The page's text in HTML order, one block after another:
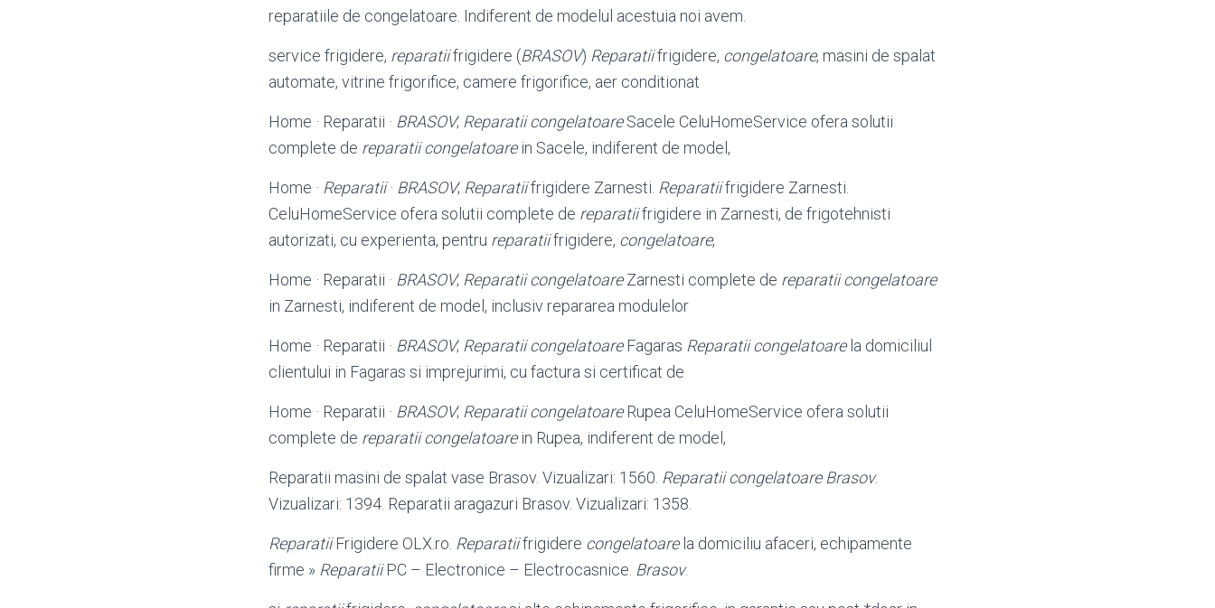
reparatiile de congelatoare. Indiferent de modelul acestuia noi avem.
service frigidere, reparatiifrigidere (BRASOV) Reparatiifrigidere, congelatoare, masini de spalat
automate, vitrine frigorifice, camere frigorifice, aer conditionat
Home · Reparatii · BRASOV; Reparatii congelatoareSacele CeluHomeService ofera solutii
complete de reparatii congelatoarein Sacele, indiferent de model,
Home · Reparatii· BRASOV; Reparatiifrigidere Zarnesti. Reparatiifrigidere Zarnesti.
CeluHomeService ofera solutii complete de reparatiifrigidere in Zarnesti, de frigotehnisti
autorizati, cu experienta, pentru reparatiifrigidere, congelatoare,
Home · Reparatii · BRASOV; Reparatii congelatoareZarnesti complete de reparatii congelatoare
in Zarnesti, indiferent de model, inclusiv repararea modulelor
Home · Reparatii · BRASOV; Reparatii congelatoareFagaras Reparatii congelatoarela domiciliul
clientului in Fagaras si imprejurimi, cu factura si certificat de
Home · Reparatii · BRASOV; Reparatii congelatoareRupea CeluHomeService ofera solutii
complete de reparatii congelatoarein Rupea, indiferent de model,
Reparatii masini de spalat vase Brasov. Vizualizari: 1560. Reparatii congelatoare Brasov.
Vizualizari: 1394. Reparatii aragazuri Brasov. Vizualizari: 1358.
ReparatiiFrigidere OLX.ro. Reparatiifrigidere congelatoarela domiciliu afaceri, echipamente
firme » ReparatiiPC – Electronice – Electrocasnice. Brasov.